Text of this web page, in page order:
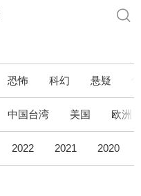
恐怖 科幻 悬疑
中国台湾 美国 欧洲
2022 2021 2020